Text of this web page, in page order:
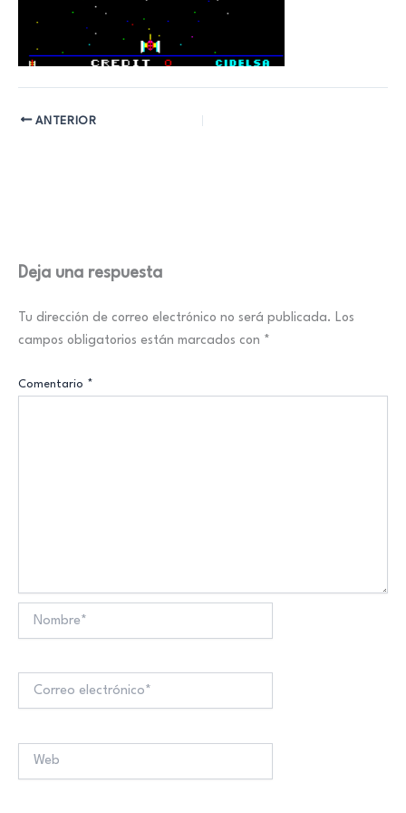
ANTERIOR
Deja una respuesta
Tu dirección de correo electrónico no será publicada. Los
campos obligatorios están marcados con *
Comentario *